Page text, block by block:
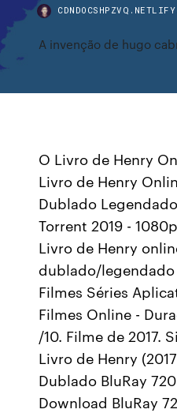
A invenção de hugo
O Livro de Henry
Livro de Henry
Dublado
Torrent 2019 -
Livro de Henry
dublado/legendado
Filmes Séries
Filmes Online -
/10. Filme de 2017.
Livro de Henry
Dublado BluRay
Download BluRay